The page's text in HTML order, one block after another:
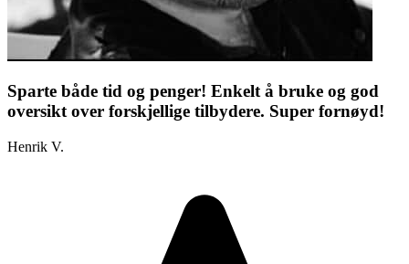
Sparte både tid og penger! Enkelt å bruke og god
oversikt over forskjellige tilbydere. Super fornøyd!
Henrik V.